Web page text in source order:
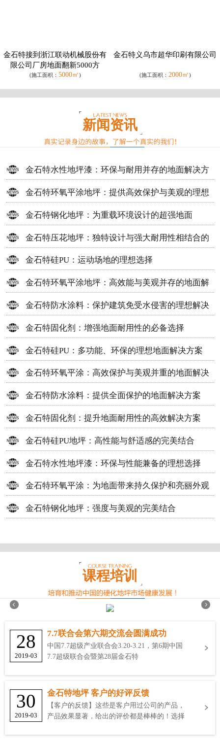
金石特接到浙江联动机械股份有
限公司厂房地面翻新5000方
(施工面积： 5000㎡)
金石特义乌市超华印刷有限公司
(施工面积： 2000㎡)
新闻资讯
金石特水性地坪漆：环保与耐用并存的地面解决方
案
金石特环氧平涂地坪：提供高效保护与美观的理想
选择
金石特钢化地坪：为重载环境设计的超强地面
金石特压花地坪：独特设计与强大耐用性相结合的
地面材料
金石特硅PU：运动场地的理想选择
金石特环氧平涂地坪：高效能与美观并存的地面解
决方案
金石特防水涂料：保护建筑免受水侵害的理想解决
方案
金石特固化剂：增强地面耐用性的必备选择
金石特硅PU：多功能、环保的理想地面解决方案
金石特环氧平涂：高效保护与美观并重的地面解决
方案
金石特防水涂料：提供全面保护的地面解决方案
金石特固化剂：提升地面耐用性的高效解决方案
金石特硅PU地坪：高性能与舒适感的完美结合
金石特水性地坪漆：环保与性能兼备的理想选择
金石特环氧平涂：为地面带来持久保护和亮丽外观
金石特钢化地坪：强度与美观的完美结合
课程培训
28
2019-03
7.7联合会第六期交流会圆满成功
中国7.7超级产业联合会3.20-3.21，第6期中国
7.7超级联合会暨第28届金石特
30
2019-03
金石特地坪 客户的好评反馈
【客户的反馈】这些是客户用过公司的产品，
产品效果显著，给出的评价都是棒棒的！选择